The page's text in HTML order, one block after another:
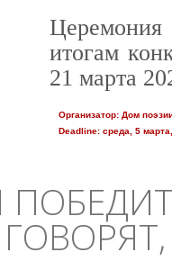
Церемония
итогам
21 марта
Организатор:Дом
Deadline:среда, 5